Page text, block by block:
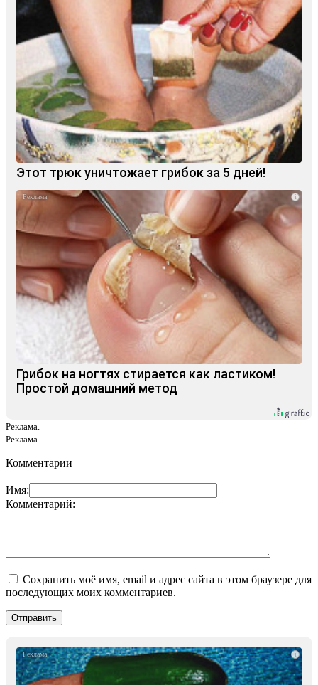
Этот трюк уничтожает грибок за 5 дней!
i
Грибок на ногтях стирается как ластиком!
Простой домашний метод
Реклама.
Реклама.
Комментарии
Имя:
Комментарий:
Сохранить моё имя, email и адрес сайта в этом браузере для
последующих моих комментариев.
i